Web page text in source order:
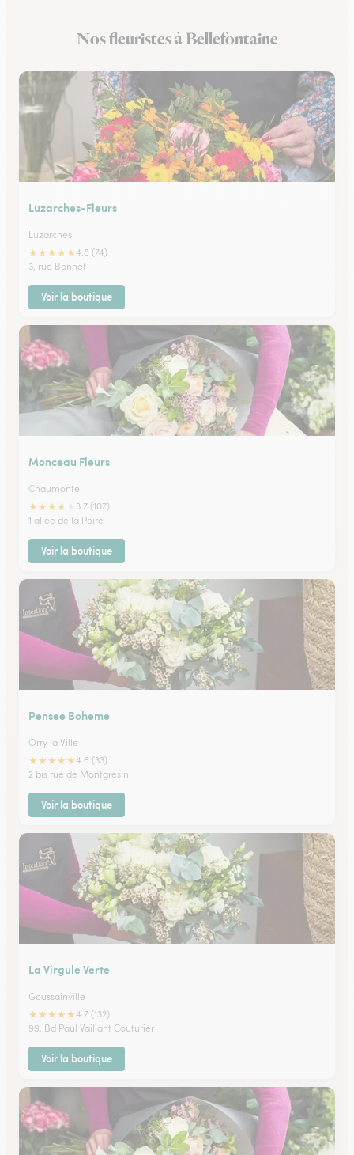
Fleuristes à Luzarches
Nos fleuristes à Bellefontaine
Luzarches-Fleurs
Luzarches
★★★★★4.8 (74)
3, rue Bonnet
Voir la boutique
Monceau Fleurs
Chaumontel
★★★★
3.7 (107)
1 allée de la Poire
Voir la boutique
Pensee Boheme
Orry la Ville
★★★★★4.6 (33)
2 bis rue de Montgresin
Voir la boutique
La Virgule Verte
Goussainville
★★★★★4.7 (132)
99, Bd Paul Vaillant Couturier
Voir la boutique